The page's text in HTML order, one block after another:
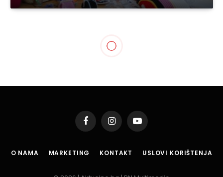
Poziv za nezaposlena lica
spremna da prihvate
programe i podsticaje za